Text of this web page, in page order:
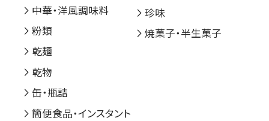
中華・洋風調味料
粉類
乾麺
乾物
缶・瓶詰
簡便食品・インスタント
珍味
焼菓子・半生菓子